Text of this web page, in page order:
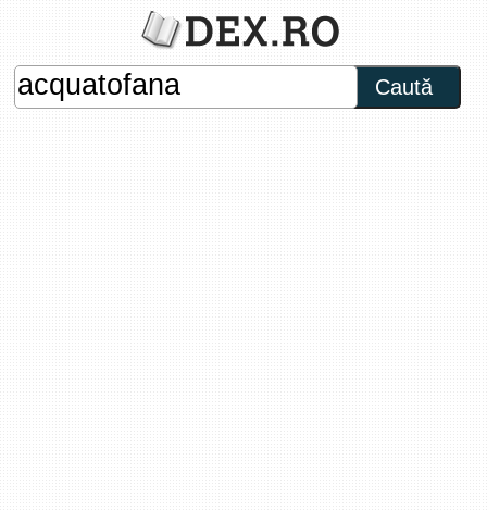
Caută